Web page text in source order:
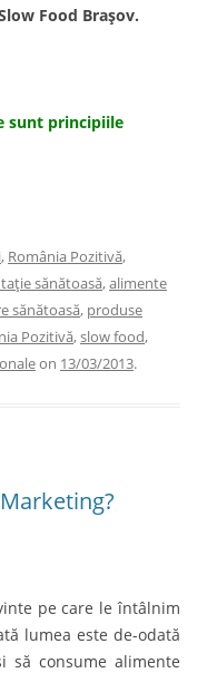
Food Braşov.
sunt principiile
, România Pozitivă,
sănătoasă,alimente
sănătoasă, produse
Pozitivă,slow food,
on 13/03/2013.
pe care le întâlnim
lumea este de-odată
să consume alimente